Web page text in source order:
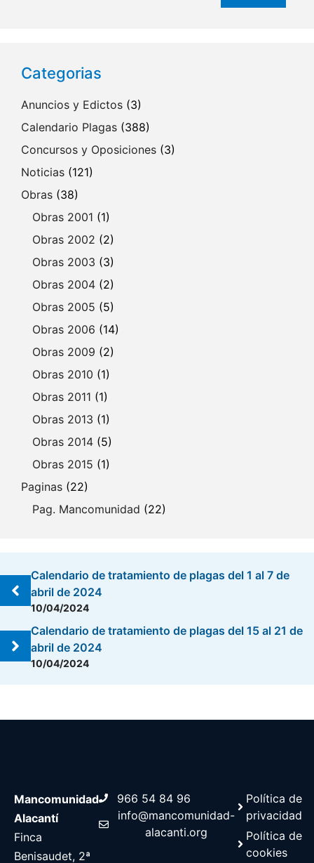
Categorias
Anuncios y Edictos (3)
Calendario Plagas (388)
Concursos y Oposiciones (3)
Noticias (121)
Obras (38)
Obras 2001 (1)
Obras 2002 (2)
Obras 2003 (3)
Obras 2004 (2)
Obras 2005 (5)
Obras 2006 (14)
Obras 2009 (2)
Obras 2010 (1)
Obras 2011 (1)
Obras 2013 (1)
Obras 2014 (5)
Obras 2015 (1)
Paginas (22)
Pag. Mancomunidad (22)
Calendario de tratamiento de plagas del 1 al 7 de
abril de 2024
10/04/2024
Calendario de tratamiento de plagas del 15 al 21 de
abril de 2024
10/04/2024
Mancomunidad
Alacantí
Finca
Benisaudet, 2ª
966 54 84 96
info@mancomunidad-
alacanti.org
Política de
privacidad
Política de
cookies